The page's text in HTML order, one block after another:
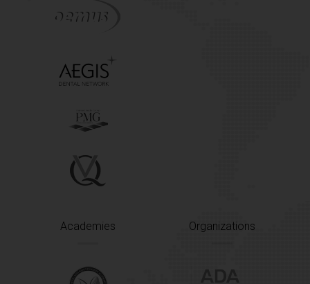
Academies Organizations